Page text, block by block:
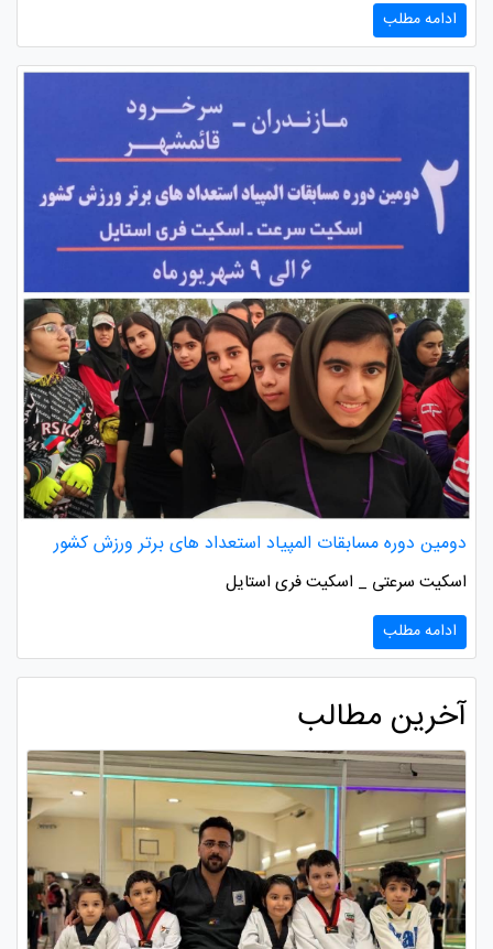
ادامه مطلب
دومین دوره مسابقات المپیاد استعداد های برتر ورزش کشور
اسکیت سرعتی _ اسکیت فری استایل
ادامه مطلب
آخرین مطالب